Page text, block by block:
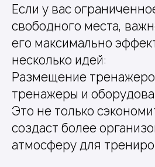
Если у вас
свободного места,
его максимально
несколько идей:
Размещение
тренажеры и
Это не только
создаст более
атмосферу для